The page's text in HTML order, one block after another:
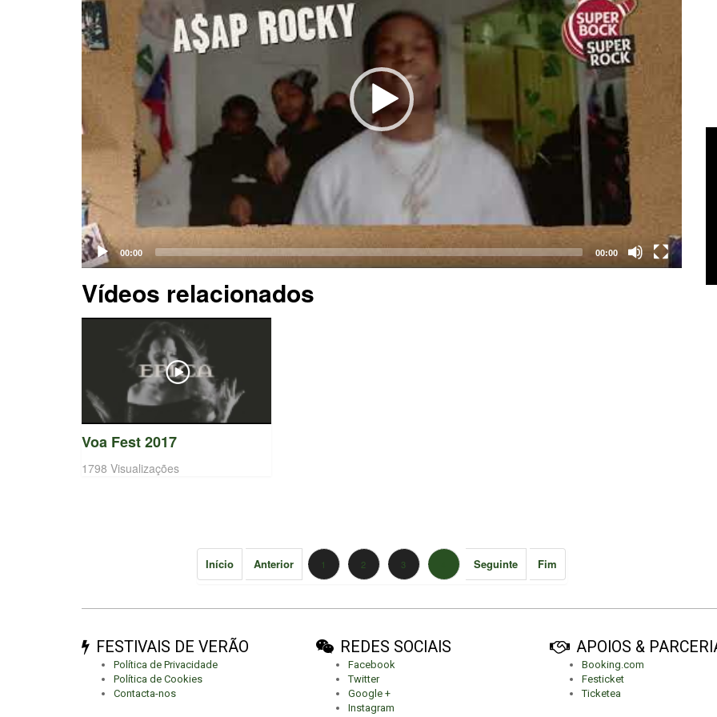
Vídeos relacionados
Voa Fest 2017
1798 Visualizações
Início Anterior 1 2 3 Seguinte Fim
FESTIVAIS DE VERÃO
Política de Privacidade
Política de Cookies
Contacta-nos
REDES SOCIAIS
Facebook
Twitter
Google +
Instagram
APOIOS &
Booking.com
Festicket
Ticketea